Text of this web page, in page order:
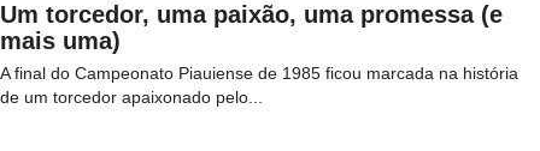
Um torcedor, uma paixão, uma promessa (e
mais uma)
A final do Campeonato Piauiense de 1985 ficou marcada na história
de um torcedor apaixonado pelo...